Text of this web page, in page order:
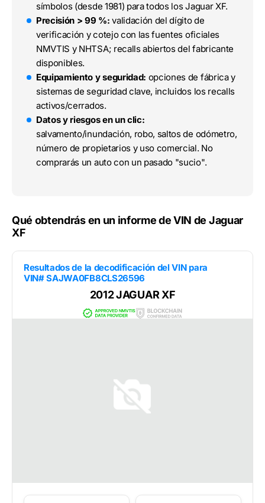
símbolos (desde 1981) para todos los Jaguar XF.
Precisión > 99 %: validación del dígito de
verificación y cotejo con las fuentes oficiales
NMVTIS y NHTSA; recalls abiertos del fabricante
disponibles.
Equipamiento y seguridad: opciones de fábrica y
sistemas de seguridad clave, incluidos los recalls
activos/cerrados.
Datos y riesgos en un clic:
salvamento/inundación, robo, saltos de odómetro,
número de propietarios y uso comercial. No
comprarás un auto con un pasado "sucio".
Qué obtendrás en un informe de VIN de Jaguar
XF
Resultados de la decodificación del VIN para
VIN# SAJWA0FB8CLS26596
2012 JAGUAR XF